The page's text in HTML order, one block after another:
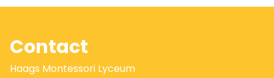
Contact
Haags Montessori Lyceum